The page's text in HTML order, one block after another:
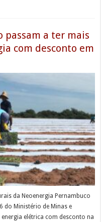
passam a ter mais
com desconto em
da Neoenergia Pernambuco
do Ministério de Minas e
elétrica com desconto na